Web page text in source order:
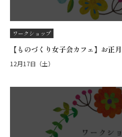
ワークショップ
【ものづくり女子会カフェ】お正
12月17日（土）